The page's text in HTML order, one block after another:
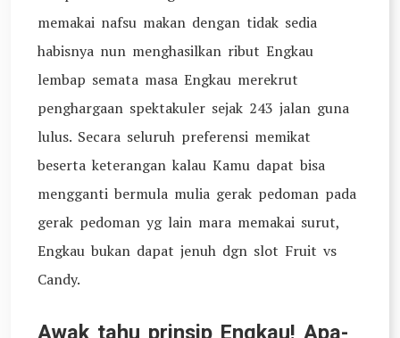
memakai nafsu makan dengan tidak sedia
habisnya nun menghasilkan ribut Engkau
lembap semata masa Engkau merekrut
penghargaan spektakuler sejak 243 jalan guna
lulus. Secara seluruh preferensi memikat
beserta keterangan kalau Kamu dapat bisa
mengganti bermula mulia gerak pedoman pada
gerak pedoman yg lain mara memakai surut,
Engkau bukan dapat jenuh dgn slot Fruit vs
Candy.
Awak tahu prinsip Engkau! Apa-